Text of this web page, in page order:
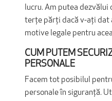
lucru. Am putea dezvălui
terțe părți dacă v-ați dat
motive legale pentru
CUM PUTEM
PERSONALE
Facem tot posibilul
personale în siguranță.